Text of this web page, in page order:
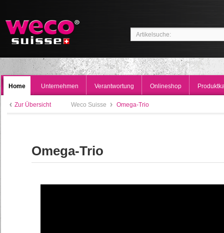
Home Unternehmen Verantwortung Onlineshop
Zur Übersicht Weco Suisse Omega-Trio
Omega-Trio